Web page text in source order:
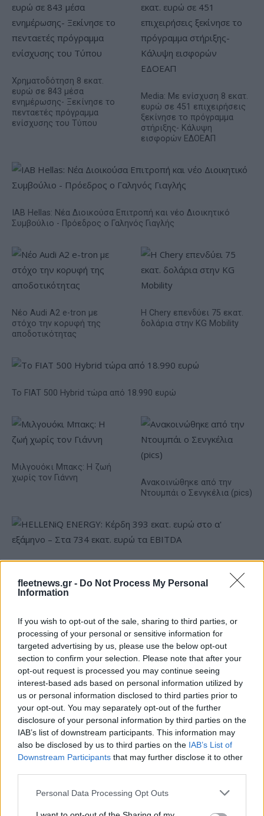
fleetnews.gr - Do Not Process My Personal
Information
If you wish to opt-out of the sale, sharing to third parties, or
processing of your personal or sensitive information for
targeted advertising by us, please use the below opt-out
section to confirm your selection. Please note that after your
opt-out request is processed you may continue seeing
interest-based ads based on personal information utilized by
us or personal information disclosed to third parties prior to
your opt-out. You may separately opt-out of the further
disclosure of your personal information by third parties on the
IAB’s list of downstream participants. This information may
also be disclosed by us to third parties on the IAB’s List of
Downstream Participants that may further disclose it to other
Please note that this website/app uses one or more Google
Personal Data Processing Opt Outs
Χρηματοδότηση 8 εκατ.
ευρώ σε 843 μέσα
ενημέρωσης- Ξεκίνησε το
πενταετές πρόγραμμα
ενίσχυσης του Τύπου
Media: Με ενίσχυση 8 εκατ.
ευρώ σε 451 επιχειρήσεις
ξεκίνησε το πρόγραμμα
στήριξης- Κάλυψη
εισφορών ΕΔΟΕΑΠ
IAB Hellas: Νέα Διοικούσα Επιτροπή και νέο Διοικητικό
Συμβούλιο - Πρόεδρος ο Γαληνός Γιαγλής
Νέο Audi A2 e-tron με
στόχο την κορυφή της
αποδοτικότητας
Η Chery επενδύει 75 εκατ.
δολάρια στην KG Mobility
Το FIAT 500 Hybrid τώρα από 18.990 ευρώ
Μιλγουόκι Μπακς: Η ζωή
χωρίς τον Γιάννη
Ανακοινώθηκε από την
Ντουμπάι ο Σενγκέλια (pics)
Στα 734 εκατ. ευρώ τα EBITDA
Viohalco: Αυξημένος κατά
14% ο τζίρος στο α'
εξάμηνο, στα 4,3 δισ. ευρώ
– Στα 446 εκατ. ευρώ τα
EBITDA
ΥΠΕΘΟΟ: Νέες επενδύσεις
1 δισ. ευρώ ως το 2028 για
την Ενέργεια